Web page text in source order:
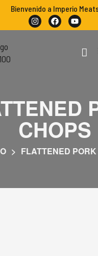
Bienvenido a Imperio
CHOPS
> FLATTENED